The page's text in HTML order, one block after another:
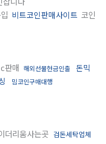
비트코인판매사이트 코인
판매 해외선물현금인출
돈믹
밈코인구매대행
더리움사는곳 검돈세탁업체